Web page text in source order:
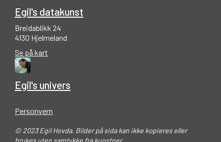
Egil's datakunst
Breidablikk 24
4130 Hjelmeland
Se på kart
Egil's univers
Personvern
© 2023 Egil Hovda. Bilder på sida kan ikke kopieres eller